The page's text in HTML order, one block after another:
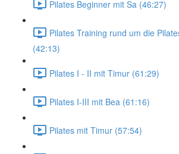
Pilates Beginner mit Sa (46:27)
Pilates Training rund um die
(42:13)
Pilates I - II mit Timur (61:29)
Pilates I-III mit Bea (61:16)
Pilates mit Timur (57:54)